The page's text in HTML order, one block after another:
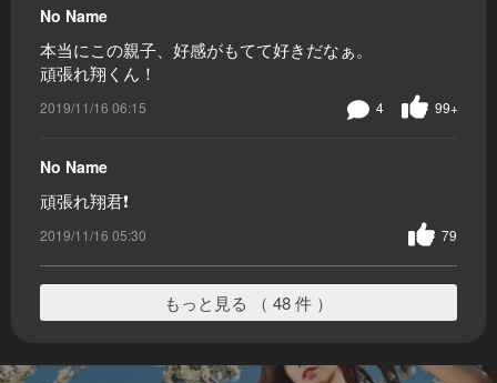
No Name
本当にこの親子、好感がもてて好きだなぁ。
頑張れ翔くん！
2019/11/16 06:15 99+
4
No Name
頑張れ翔君❗
2019/11/16 05:30 79
もっと見る （ 48 件 ）